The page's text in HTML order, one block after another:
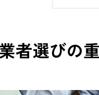
信頼
者選びの